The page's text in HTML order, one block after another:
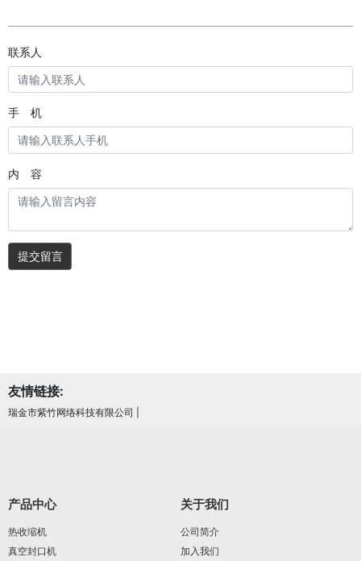
联系人
手 机
内 容
提交留言
友情链接:
瑞金市紫竹网络科技有限公司
产品中心
热收缩机
真空封口机
关于我们
公司简介
加入我们